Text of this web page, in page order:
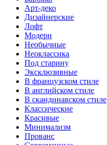
Арт-деко
Дизайнерские
Лофт
Модерн
Необычные
Неоклассика
Под старину
Эксклюзивные
В французском стиле
В английском стиле
В скандинавском стиле
Классические
Красивые
Минимализм
Прованс